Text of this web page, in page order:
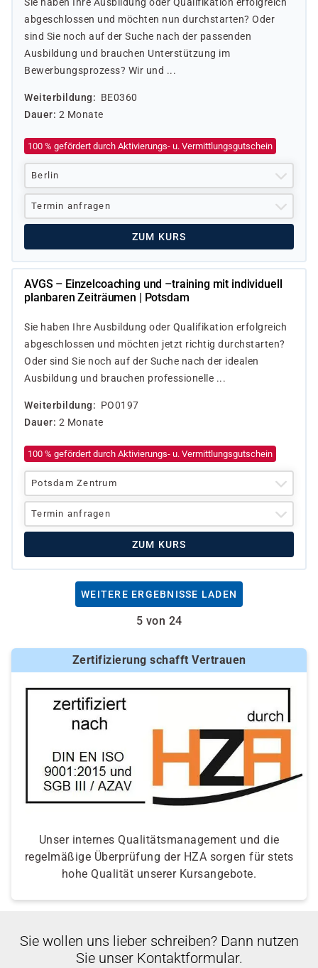
Sie haben Ihre Ausbildung oder Qualifikation erfolgreich
abgeschlossen und möchten nun durchstarten? Oder
sind Sie noch auf der Suche nach der passenden
Ausbildung und brauchen Unterstützung im
Bewerbungsprozess? Wir und ...
Weiterbildung
BE0360
Dauer 2 Monate
100 % gefördert durch Aktivierungs- u. Vermittlungsgutschein
Berlin
Termin anfragen
ZUM KURS
AVGS – Einzelcoaching und –training mit individuell
planbaren Zeiträumen | Potsdam
Sie haben Ihre Ausbildung oder Qualifikation erfolgreich
abgeschlossen und möchten jetzt richtig durchstarten?
Oder sind Sie noch auf der Suche nach der idealen
Ausbildung und brauchen professionelle ...
Weiterbildung
PO0197
Dauer 2 Monate
100 % gefördert durch Aktivierungs- u. Vermittlungsgutschein
Potsdam Zentrum
Termin anfragen
ZUM KURS
WEITERE ERGEBNISSE LADEN
5 von 24
Zertifizierung schafft Vertrauen
Unser internes Qualitätsmanagement und die
regelmäßige Überprüfung der HZA sorgen für stets
hohe Qualität unserer Kursangebote.
Sie wollen uns lieber schreiben? Dann nutzen
Sie unser Kontaktformular.